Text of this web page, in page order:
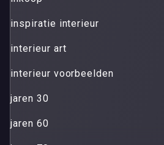
inspiratie interieur
interieur art
interieur voorbeelden
jaren 30
jaren 60